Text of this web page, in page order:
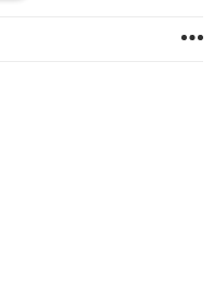
ayuda, gracias.